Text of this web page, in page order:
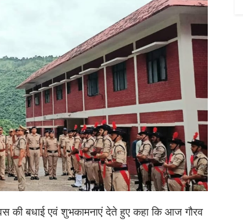
की बधाई एवं शुभकामनाएं देते हुए कहा कि आज गौरव